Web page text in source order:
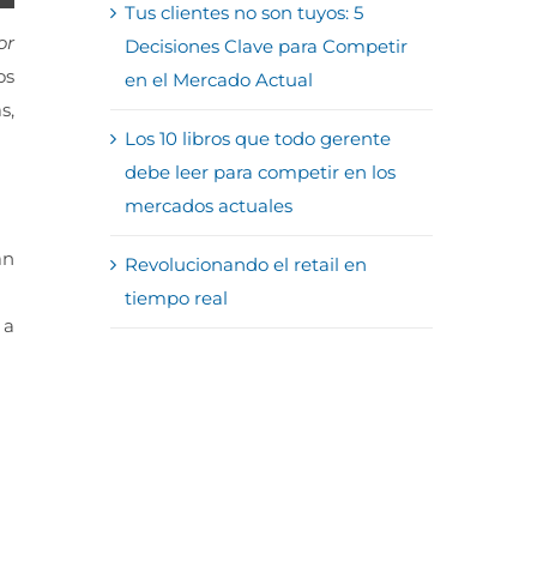
Tus clientes no son tuyos: 5
Decisiones Clave para Competir
en el Mercado Actual
Los 10 libros que todo gerente
debe leer para competir en los
mercados actuales
Revolucionando el retail en
tiempo real